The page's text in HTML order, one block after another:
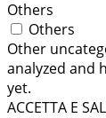
Others
Others
Other
analyzed and
yet.
ACCETTA E